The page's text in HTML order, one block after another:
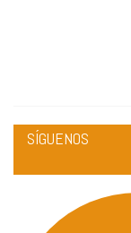
SÍGUENOS